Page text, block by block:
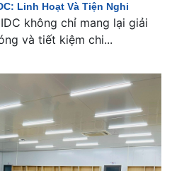
Linh Hoạt Và Tiện Nghi
không chỉ mang lại giải
và tiết kiệm chi...